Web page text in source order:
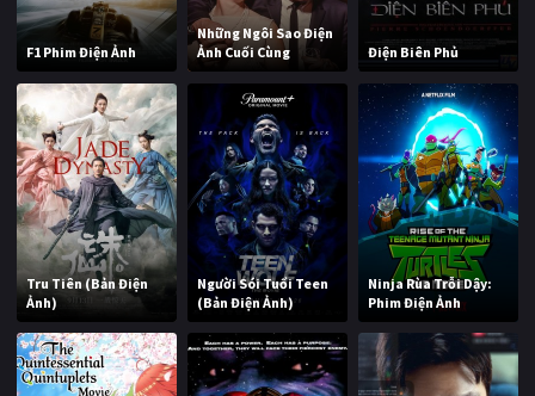
F1 Phim Điện Ảnh
Những Ngôi Sao Điện
Ảnh Cuối Cùng
Điện Biên Phủ
Tru Tiên (Bản Điện
Ảnh)
Người Sói Tuổi Teen
(Bản Điện Ảnh)
Ninja Rùa Trỗi Dậy:
Phim Điện Ảnh